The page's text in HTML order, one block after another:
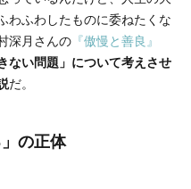
わふわしたものに委ねたくな
深月さんの 『傲慢と善良』
ない問題」について考えさせ
だ。
の正体